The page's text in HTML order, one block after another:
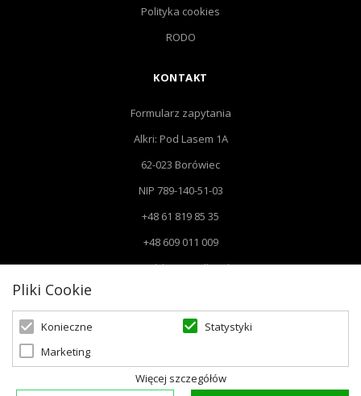
Polityka cookies
RODO
KONTAKT
Formularz zapytania
Alkri: Pod Lasem 1A
62-023 Borówiec
NIP 789-140-51-03
+48 61 819 85 35
+48 609 011 009
Email: biuro@alkri.pl
Biuro: Pod Lasem 1 A, 62-023 Borówiec
Magazyn i zwroty : ul. Przemysłowa 3, 63-020 Łękno
Pliki Cookie
Konieczne
Statystyki
Marketing
Więcej szczegółów